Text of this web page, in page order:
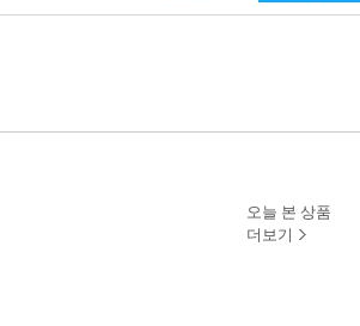
오늘 본 상품
더보기